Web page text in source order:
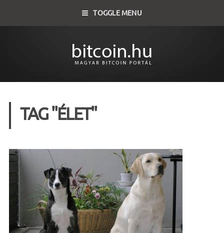
TOGGLE MENU
TAG "ÉLET"